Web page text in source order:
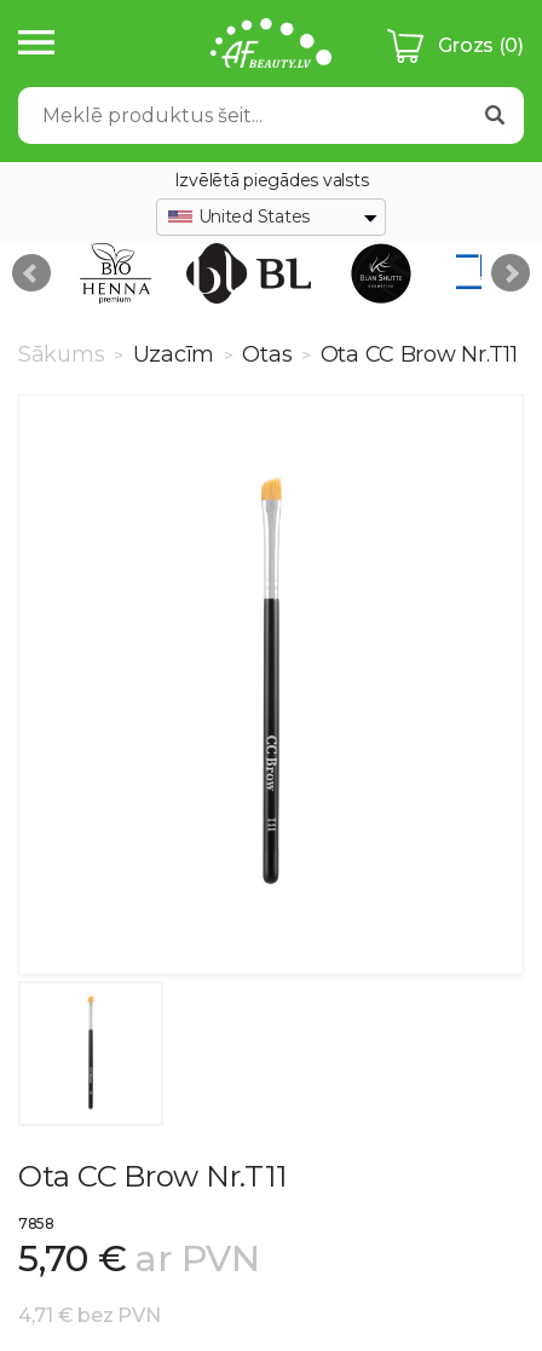
Grozs (0)
Izvēlētā piegādes valsts
United States
Sākums > Uzacīm > Otas > Ota CC Brow Nr.T11
Ota CC Brow Nr.T11
7858
5,70 € ar PVN
4,71 € bez PVN